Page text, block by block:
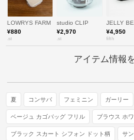
LOWRYS FARM
¥880
.st
studio CLIP
¥2,970
.st
JELLY
¥4,950
fifth
アイテム情報
夏 コンサバ フェミニン ガーリー
ベージュ カゴバッグ フリル ブラウス ホ
ブラック スカート シフォン ドット柄 サ